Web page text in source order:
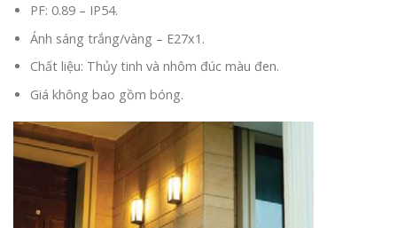
PF: 0.89 – IP54.
Ánh sáng trắng/vàng – E27x1.
Chất liệu: Thủy tinh và nhôm đúc màu đen.
Giá không bao gồm bóng.